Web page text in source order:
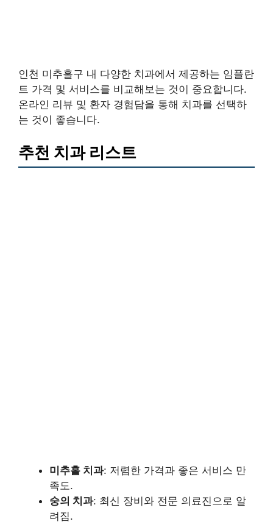
인천 미추홀구 내 다양한 치과에서 제공하는 임플란
트 가격 및 서비스를 비교해보는 것이 중요합니다.
온라인 리뷰 및 환자 경험담을 통해 치과를 선택하
는 것이 좋습니다.
추천 치과 리스트
미추홀 치과: 저렴한 가격과 좋은 서비스 만
족도.
숭의 치과: 최신 장비와 전문 의료진으로 알
려짐.